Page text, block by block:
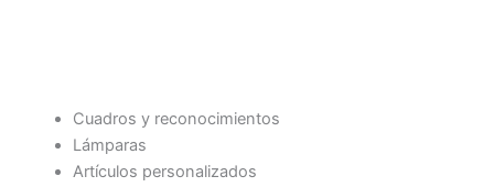
Cuadros y reconocimientos
Lámparas
Artículos personalizados